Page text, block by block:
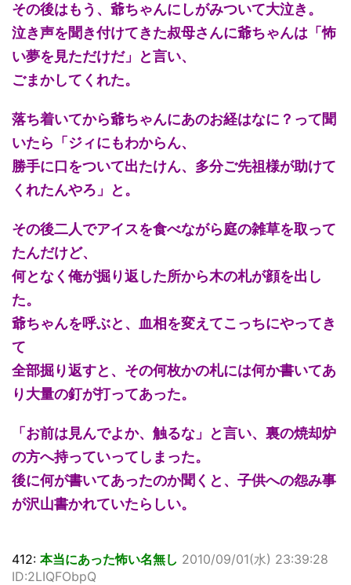
その後はもう、爺ちゃんにしがみついて大泣き。
泣き声を聞き付けてきた叔母さんに爺ちゃんは「怖
い夢を見ただけだ」と言い、
ごまかしてくれた。
落ち着いてから爺ちゃんにあのお経はなに？って聞
いたら「ジィにもわからん、
勝手に口をついて出たけん、多分ご先祖様が助けて
くれたんやろ」と。
その後二人でアイスを食べながら庭の雑草を取って
たんだけど、
何となく俺が掘り返した所から木の札が顔を出し
た。
爺ちゃんを呼ぶと、血相を変えてこっちにやってき
て
全部掘り返すと、その何枚かの札には何か書いてあ
り大量の釘が打ってあった。
「お前は見んでよか、触るな」と言い、裏の焼却炉
の方へ持っていってしまった。
後に何が書いてあったのか聞くと、子供への怨み事
が沢山書かれていたらしい。
412: 本当にあった怖い名無し 2010/09/01(水) 23:39:28
ID:2LIQFObpQ